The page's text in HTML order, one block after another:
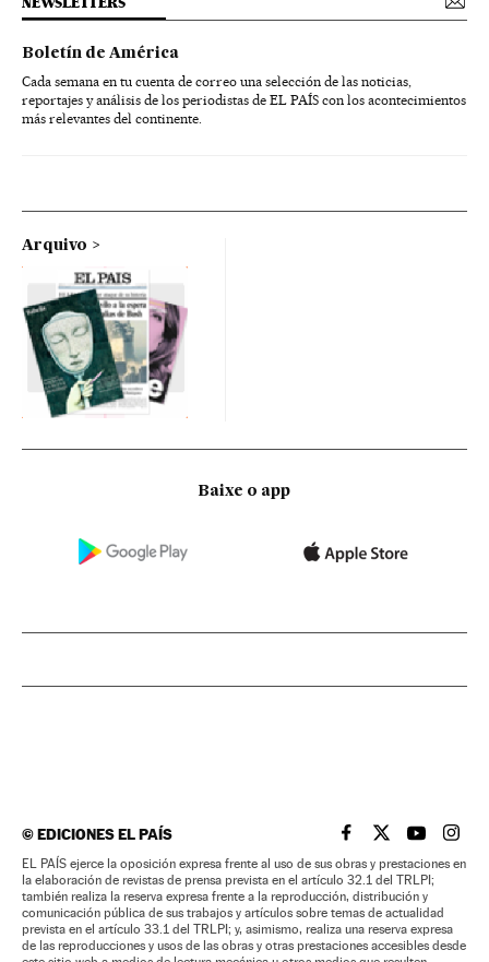
Boletín de América
Cada semana en tu cuenta de correo una selección de las noticias,
reportajes y análisis de los periodistas de EL PAÍS con los acontecimientos
más relevantes del continente.
Arquivo
Baixe o app
©EDICIONES EL PAÍS EL PAÍS BRASIL EN
EL PAÍSEL PAÍS
EL
EL PAÍS ejerce la oposición expresa frente al uso de sus obras y prestaciones en
la elaboración de revistas de prensa prevista en el artículo 32.1 del TRLPI;
también realiza la reserva expresa frente a la reproducción, distribución y
comunicación pública de sus trabajos y artículos sobre temas de actualidad
prevista en el artículo 33.1 del TRLPI; y, asimismo, realiza una reserva expresa
de las reproducciones y usos de las obras y otras prestaciones accesibles desde